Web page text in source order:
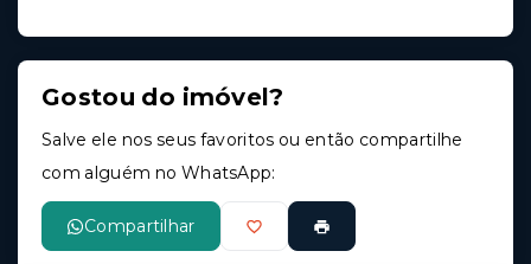
Gostou do imóvel?
Salve ele nos seus favoritos ou então compartilhe
com alguém no WhatsApp:
Compartilhar